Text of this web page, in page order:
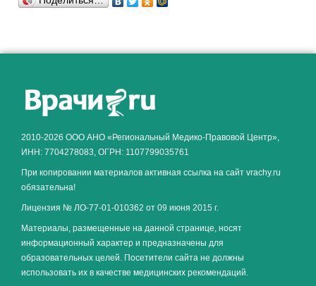
2010-2026 ООО АНО «Региональный Медико-Правовой Центр»,
ИНН: 7704278083, ОГРН: 1107799035761
При копировании материалов активная ссылка на сайт vrachy.ru
обязательна!
Лицензия № ЛО-77-01-010362 от 09 июня 2015 г.
Материалы, размещенные на данной странице, носят
информационный характер и предназначены для
образовательных целей. Посетители сайта не должны
использовать их в качестве медицинских рекомендаций.